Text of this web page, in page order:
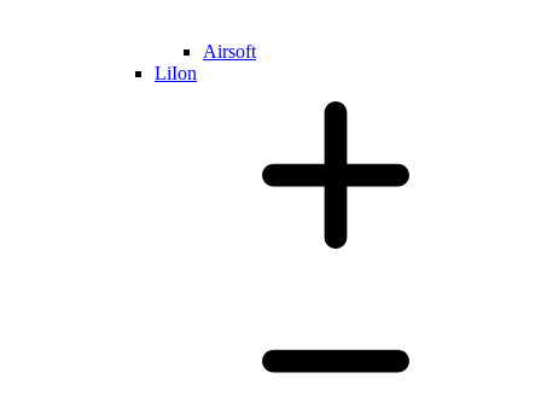
Airsoft
LiIon